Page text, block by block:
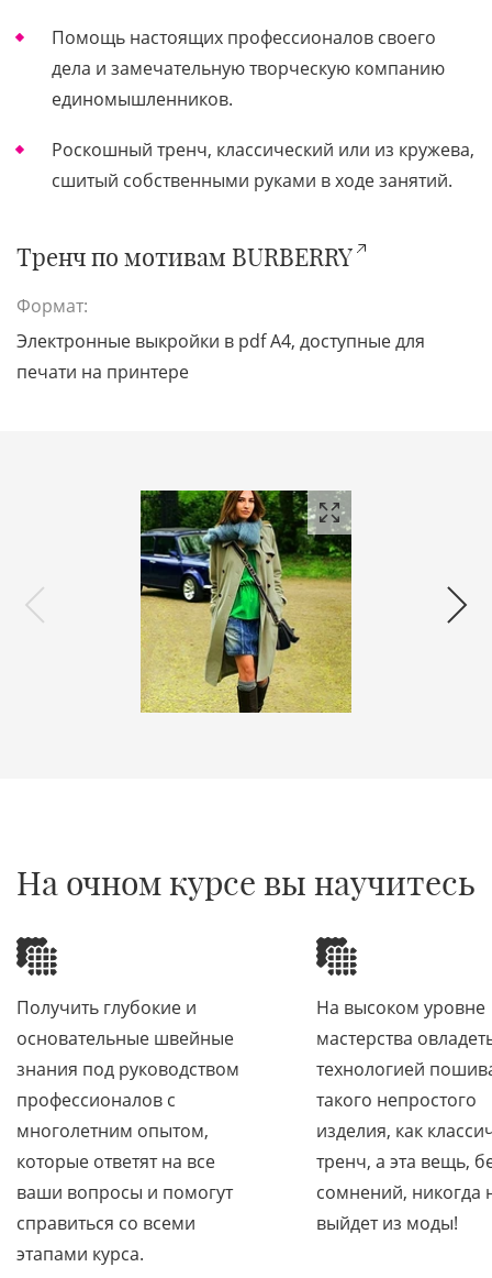
Помощь настоящих профессионалов своего
дела и замечательную творческую компанию
единомышленников.
Роскошный тренч, классический или из кружева,
сшитый собственными руками в ходе занятий.
Тренч по мотивам BURBERRY
Формат:
Электронные выкройки в pdf A4, доступные для
печати на принтере
На очном курсе вы научитесь
Получить глубокие и
основательные швейные
знания под руководством
профессионалов с
многолетним опытом,
которые ответят на все
ваши вопросы и помогут
справиться со всеми
этапами курса.
На высоком уровне
мастерства
технологией
такого непростого
изделия, как
тренч, а эта вещь,
сомнений, никогда
выйдет из моды!